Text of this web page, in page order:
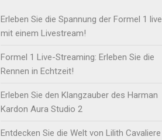
Erleben Sie die Spannung der Formel 1 live
mit einem Livestream!
Formel 1 Live-Streaming: Erleben Sie die
Rennen in Echtzeit!
Erleben Sie den Klangzauber des Harman
Kardon Aura Studio 2
Entdecken Sie die Welt von Lilith Cavaliere